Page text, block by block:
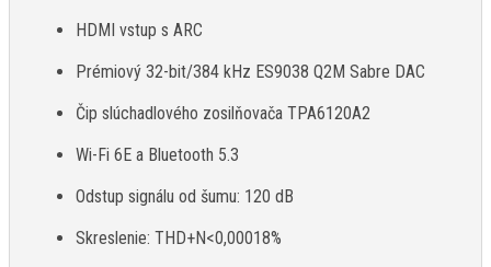
​HDMI vstup s ARC
Prémiový 32-bit/384 kHz ES9038 Q2M Sabre DAC
Čip slúchadlového zosilňovača TPA6120A2
Wi-Fi 6E a Bluetooth 5.3
Odstup signálu od šumu: 120 dB
Skreslenie: THD+N<0,00018%